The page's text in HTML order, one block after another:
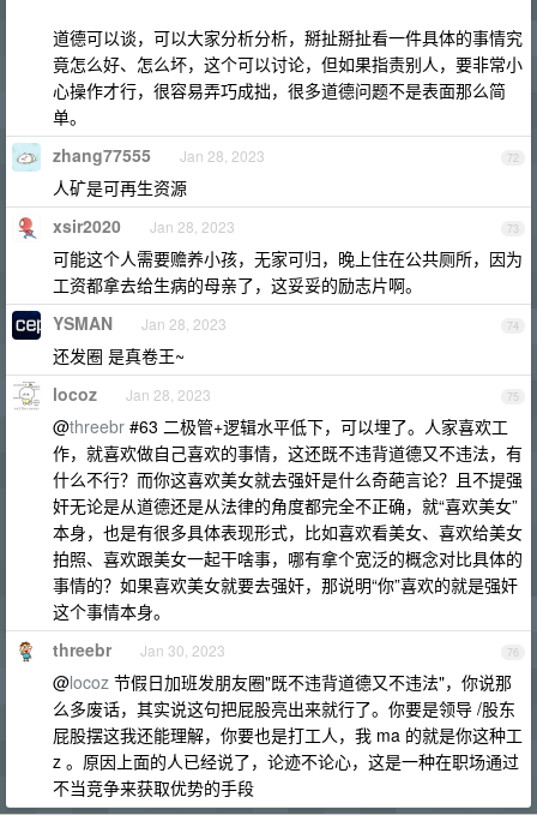
道德可以谈，可以大家分析分析，掰扯掰扯看一件具体的事情究
竟怎么好、怎么坏，这个可以讨论，但如果指责别人，要非常小
心操作才行，很容易弄巧成拙，很多道德问题不是表面那么简
单。
72
zhang77555 Jan 28, 2023
人矿是可再生资源
73
xsir2020 Jan 28, 2023
可能这个人需要赡养小孩，无家可归，晚上住在公共厕所，因为
工资都拿去给生病的母亲了，这妥妥的励志片啊。
74
YSMAN Jan 28, 2023
还发圈 是真卷王~
75
locoz Jan 28, 2023
@threebr #63 二极管+逻辑水平低下，可以埋了。人家喜欢工
作，就喜欢做自己喜欢的事情，这还既不违背道德又不违法，有
什么不行？而你这喜欢美女就去强奸是什么奇葩言论？且不提强
奸无论是从道德还是从法律的角度都完全不正确，就“喜欢美女”
本身，也是有很多具体表现形式，比如喜欢看美女、喜欢给美女
拍照、喜欢跟美女一起干啥事，哪有拿个宽泛的概念对比具体的
事情的？如果喜欢美女就要去强奸，那说明“你”喜欢的就是强奸
这个事情本身。
76
threebr Jan 30, 2023
@locoz 节假日加班发朋友圈"既不违背道德又不违法"，你说那
么多废话，其实说这句把屁股亮出来就行了。你要是领导 /股东
屁股摆这我还能理解，你要也是打工人，我 ma 的就是你这种工
z 。原因上面的人已经说了，论迹不论心，这是一种在职场通过
不当竞争来获取优势的手段